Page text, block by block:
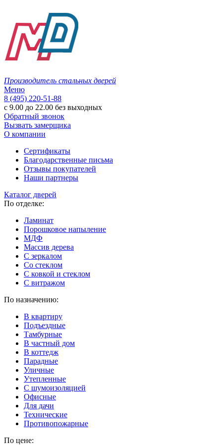
Производитель стальных дверей
Меню
8 (495) 220-51-88
с 9.00 до 22.00 без выходных
Обратный звонок
Вызвать замерщика
О компании
Сертификаты
Благодарственные письма
Отзывы покупателей
Наши партнеры
Каталог дверей
По отделке:
Ламинат
Порошковое напыление
МДФ
Массив дерева
С зеркалом
Со стеклом
С ковкой и стеклом
С витражом
По назначению:
В квартиру
Подъездные
Тамбурные
В частный дом
В коттедж
Парадные
Уличные
Утепленные
C шумоизоляцией
Офисные
Для дачи
Технические
Противопожарные
По цене: